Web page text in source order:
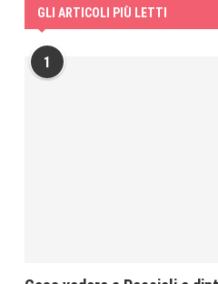
GLI ARTICOLI PIÙ LETTI
1